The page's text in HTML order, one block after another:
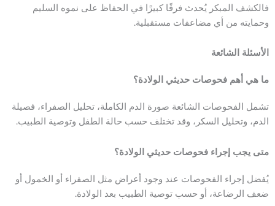
فالكشف المبكر يُحدث فرقًا كبيرًا في الحفاظ على نموه السليم
وحمايته من أي مضاعفات مستقبلية.
الأسئلة الشائعة
ما هي أهم فحوصات حديثي الولادة؟
تشمل الفحوصات الشائعة صورة الدم الكاملة، تحليل الصفراء، فصيلة
الدم، وتحليل السكر، وقد تختلف حسب حالة الطفل وتوصية الطبيب.
متى يجب إجراء فحوصات حديثي الولادة؟
يُفضل إجراء الفحوصات عند وجود أعراض مثل الصفراء أو الخمول أو
ضعف الرضاعة، أو حسب توصية الطبيب بعد الولادة.